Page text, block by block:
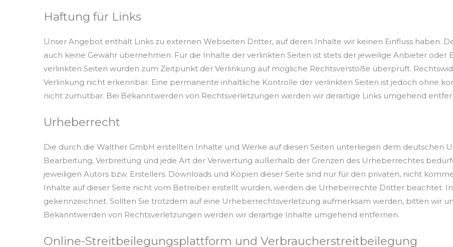
Haftung für Links
Unser Angebot enthält Links zu externen Webseiten Dritter, auf deren Inhalte wir keinen Einfluss haben.
auch keine Gewähr übernehmen. Für die Inhalte der verlinkten Seiten ist stets der jeweilige Anbieter oder
verlinkten Seiten wurden zum Zeitpunkt der Verlinkung auf mögliche Rechtsverstöße überprüft.
Verlinkung nicht erkennbar. Eine permanente inhaltliche Kontrolle der verlinkten Seiten ist jedoch ohne
nicht zumutbar. Bei Bekanntwerden von Rechtsverletzungen werden wir derartige Links umgehend
Urheberrecht
Die durch die Walther GmbH erstellten Inhalte und Werke auf diesen Seiten unterliegen dem deutschen
Bearbeitung, Verbreitung und jede Art der Verwertung außerhalb der Grenzen des Urheberrechtes
jeweiligen Autors bzw. Erstellers. Downloads und Kopien dieser Seite sind nur für den privaten, nicht
Inhalte auf dieser Seite nicht vom Betreiber erstellt wurden, werden die Urheberrechte Dritter beachtet.
gekennzeichnet. Sollten Sie trotzdem auf eine Urheberrechtsverletzung aufmerksam werden, bitten wir
Bekanntwerden von Rechtsverletzungen werden wir derartige Inhalte umgehend entfernen.
Online-Streitbeilegungsplattform und Verbraucherstreitbeilegung